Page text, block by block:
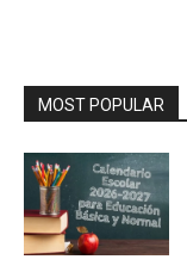
MOST POPULAR